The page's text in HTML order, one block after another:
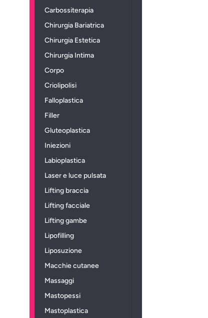
Carbossiterapia
Chirurgia Bariatrica
Chirurgia Estetica
Chirurgia Intima
Corpo
Criolipolisi
Falloplastica
Filler
Gluteoplastica
Iniezioni
Labioplastica
Laser e luce pulsata
Lifting braccia
Lifting facciale
Lifting gambe
Lipofilling
Liposuzione
Macchie cutanee
Massaggi
Mastopessi
Mastoplastica